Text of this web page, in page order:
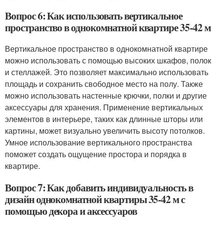
Вопрос 6: Как использовать вертикальное
пространство в однокомнатной квартире 35-42 м
Вертикальное пространство в однокомнатной квартире
можно использовать с помощью высоких шкафов, полок
и стеллажей. Это позволяет максимально использовать
площадь и сохранить свободное место на полу. Также
можно использовать настенные крючки, полки и другие
аксессуары для хранения. Применение вертикальных
элементов в интерьере, таких как длинные шторы или
картины, может визуально увеличить высоту потолков.
Умное использование вертикального пространства
поможет создать ощущение простора и порядка в
квартире.
Вопрос 7: Как добавить индивидуальность в
дизайн однокомнатной квартиры 35-42 м с
помощью декора и аксессуаров